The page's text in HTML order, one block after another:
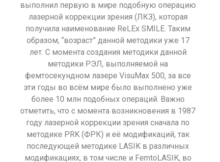
выполнил первую в мире подобную операцию
лазерной коррекции зрения (ЛКЗ), которая
получила наименование ReLEx SMILE. Таким
образом, “возраст” данной методики уже 17
лет. С момента создания методики данной
методики РЭЛ, выполняемой на
фемтосекундном лазере VisuMax 500, за все
эти годы во всём мире было выполнено уже
более 10 млн подобных операций. Важно
отметить, что с момента возникновения в 1987
году лазерной коррекции зрения сначала по
методике PRK (ФРК) и её модификаций, так
последующей методике LASIK в различных
модификациях, в том числе и FemtoLASIK, во